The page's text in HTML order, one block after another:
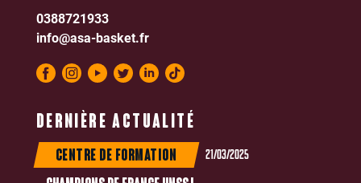
DERNIÈRE ACTUALITÉ
CENTRE DE FORMATION 21/03/2025
0388721933
info@asa-basket.fr